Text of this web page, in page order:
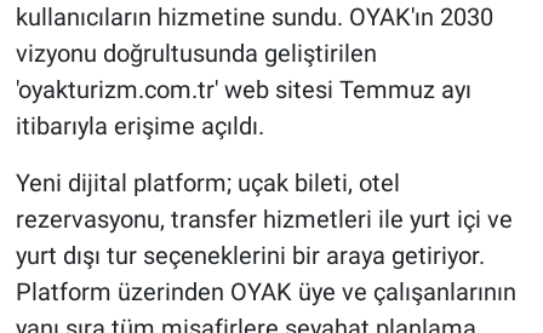
kullanıcıların hizmetine sundu. OYAK'ın 2030
vizyonu doğrultusunda geliştirilen
'oyakturizm.com.tr' web sitesi Temmuz ayı
itibarıyla erişime açıldı.
Yeni dijital platform; uçak bileti, otel
rezervasyonu, transfer hizmetleri ile yurt içi ve
yurt dışı tur seçeneklerini bir araya getiriyor.
Platform üzerinden OYAK üye ve çalışanlarının